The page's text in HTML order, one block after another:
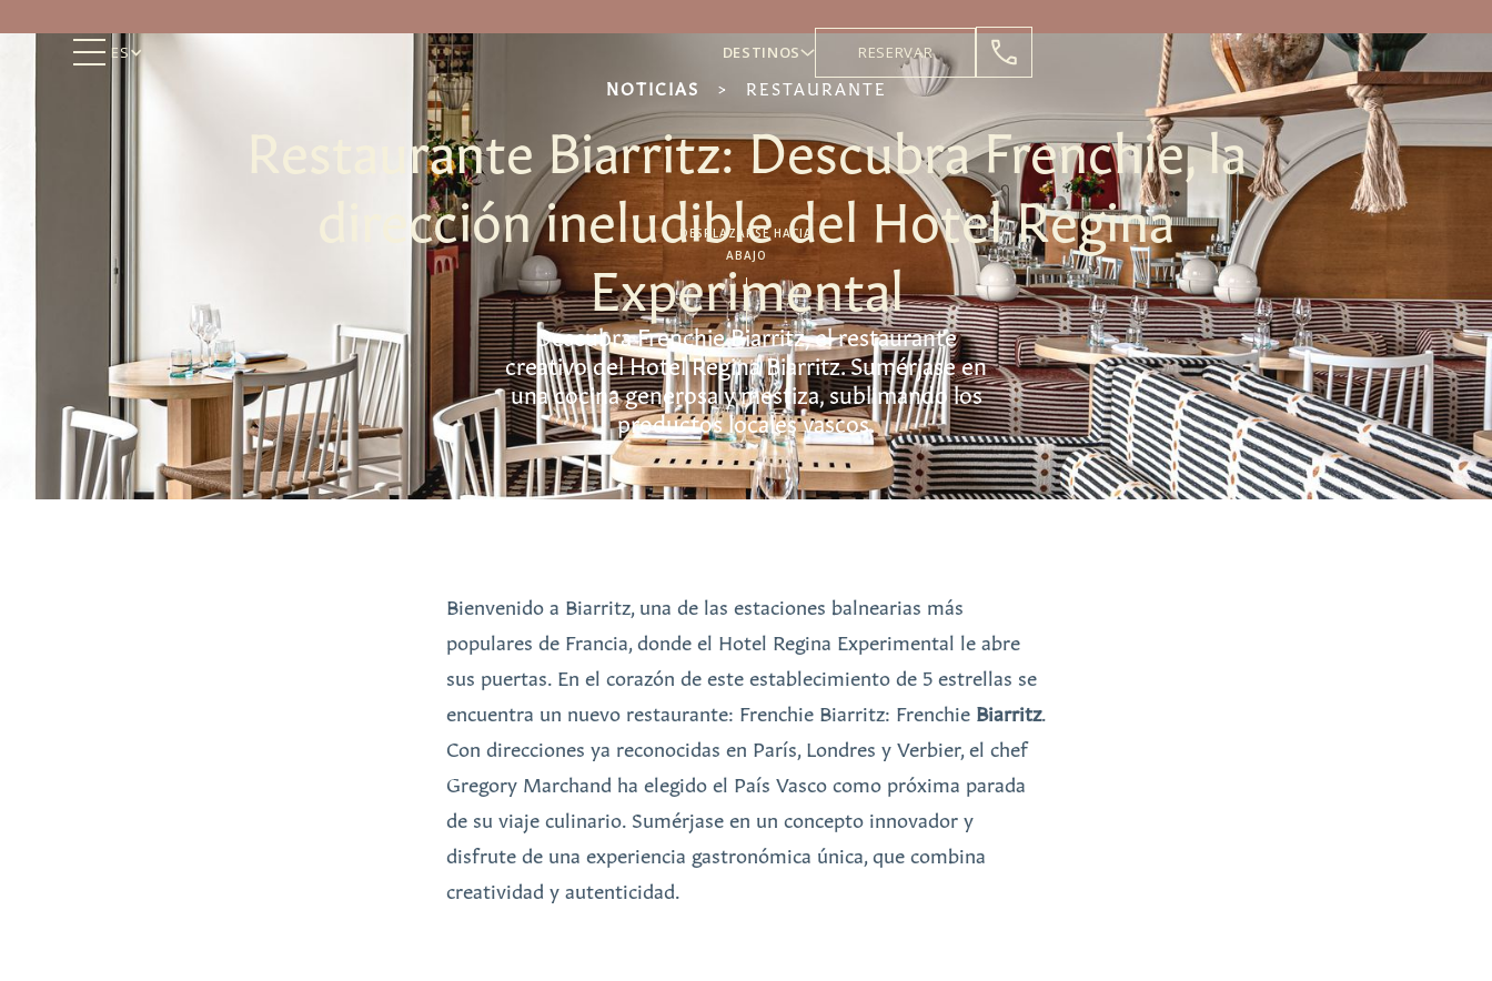
ES DESTINOS RESERVAR
Restaurante Biarritz: Descubra Frenchie, la
dirección ineludible del Hotel Regina
Experimental
Descubra Frenchie Biarritz, el restaurante
creativo del Hotel Regina Biarritz. Sumérjase en
una cocina generosa y mestiza, sublimando los
productos locales vascos.
NOTICIAS > RESTAURANTE
DESPLAZARSE HACIA
ABAJO
Bienvenido a Biarritz, una de las estaciones balnearias más
populares de Francia, donde el Hotel Regina Experimental le abre
sus puertas. En el corazón de este establecimiento de 5 estrellas se
encuentra un nuevo restaurante: Frenchie Biarritz: Frenchie Biarritz.
Con direcciones ya reconocidas en París, Londres y Verbier, el chef
Gregory Marchand ha elegido el País Vasco como próxima parada
de su viaje culinario. Sumérjase en un concepto innovador y
disfrute de una experiencia gastronómica única, que combina
creatividad y autenticidad.